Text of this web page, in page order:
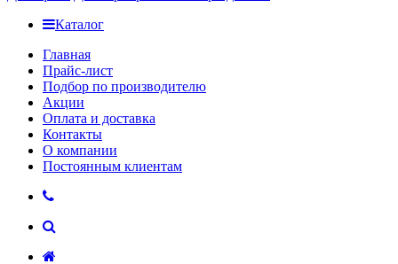
Каталог
Главная
Прайс-лист
Подбор по производителю
Акции
Оплата и доставка
Контакты
О компании
Постоянным клиентам